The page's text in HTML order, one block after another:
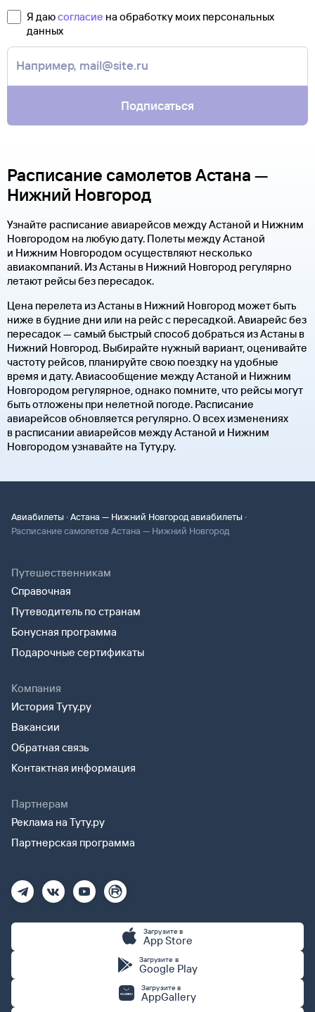
Я даюсогласие на обработку моих персональных
данных
Подписаться
Расписание самолетов Астана —
Нижний Новгород
Узнайте расписание авиарейсов между Астаной и Нижним
Новгородом на любую дату. Полеты между Астаной
и Нижним Новгородом осуществляют несколько
авиакомпаний. Из Астаны в Нижний Новгород регулярно
летают рейсы без пересадок.
Цена перелета из Астаны в Нижний Новгород может быть
ниже в будние дни или на рейс с пересадкой. Авиарейс без
пересадок — самый быстрый способ добраться из Астаны в
Нижний Новгород. Выбирайте нужный вариант, оценивайте
частоту рейсов, планируйте свою поездку на удобные
время и дату. Авиасообщение между Астаной и Нижним
Новгородом регулярное, однако помните, что рейсы могут
быть отложены при нелетной погоде. Расписание
авиарейсов обновляется регулярно. О всех изменениях
в расписании авиарейсов между Астаной и Нижним
Новгородом узнавайте на Туту.ру.
Авиабилеты ·Астана — Нижний Новгород авиабилеты ·
Расписание самолетов Астана — Нижний Новгород
Путешественникам
Справочная
Путеводитель по странам
Бонусная программа
Подарочные сертификаты
Компания
История Туту.ру
Вакансии
Обратная связь
Контактная информация
Партнерам
Реклама на Туту.ру
Партнерская программа
Загрузите в
App Store
Загрузите в
Google Play
Загрузите в
AppGallery